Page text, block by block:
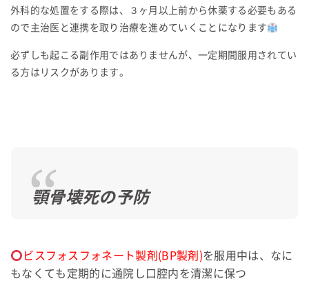
外科的な処置をする際は、３ヶ月以上前から休薬する必要もある
ので主治医と連携を取り治療を進めていくことになります
必ずしも起こる副作用ではありませんが、一定期間服用されてい
る方はリスクがあります。
顎骨壊死の予防
ビスフォスフォネート製剤(BP製剤)を服用中は、なに
もなくても定期的に通院し口腔内を清潔に保つ